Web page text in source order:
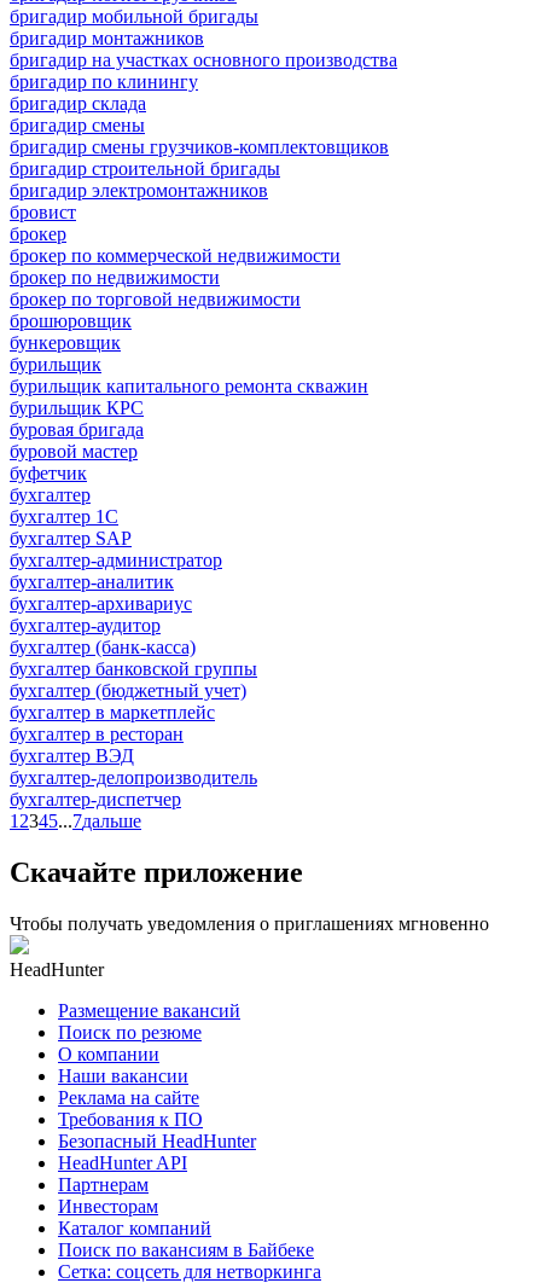
бригадир мобильной бригады
бригадир монтажников
бригадир на участках основного производства
бригадир по клинингу
бригадир склада
бригадир смены
бригадир смены грузчиков-комплектовщиков
бригадир строительной бригады
бригадир электромонтажников
бровист
брокер
брокер по коммерческой недвижимости
брокер по недвижимости
брокер по торговой недвижимости
брошюровщик
бункеровщик
бурильщик
бурильщик капитального ремонта скважин
бурильщик КРС
буровая бригада
буровой мастер
буфетчик
бухгалтер
бухгалтер 1C
бухгалтер SAP
бухгалтер-администратор
бухгалтер-аналитик
бухгалтер-архивариус
бухгалтер-аудитор
бухгалтер (банк-касса)
бухгалтер банковской группы
бухгалтер (бюджетный учет)
бухгалтер в маркетплейс
бухгалтер в ресторан
бухгалтер ВЭД
бухгалтер-делопроизводитель
бухгалтер-диспетчер
1 2345...7дальше
Скачайте приложение
Чтобы получать уведомления о приглашениях мгновенно
HeadHunter
Размещение вакансий
Поиск по резюме
О компании
Наши вакансии
Реклама на сайте
Требования к ПО
Безопасный HeadHunter
HeadHunter API
Партнерам
Инвесторам
Каталог компаний
Поиск по вакансиям в Байбеке
Сетка: соцсеть для нетворкинга